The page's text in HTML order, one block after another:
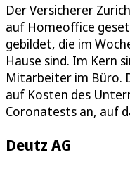
Der Versicherer
auf Homeoffice
gebildet, die im
Hause sind. Im Kern
Mitarbeiter im Büro.
auf Kosten des
Coronatests an, auf
Deutz AG